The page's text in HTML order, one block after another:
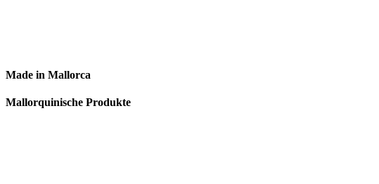
Made in Mallorca
Mallorquinische Produkte